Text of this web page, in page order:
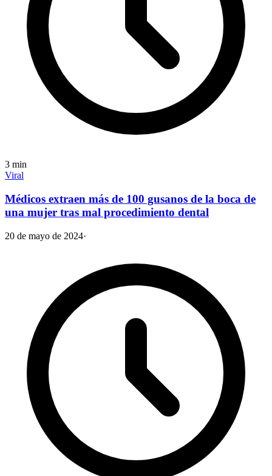
3 min
Viral
Médicos extraen más de 100 gusanos de la boca de
una mujer tras mal procedimiento dental
20 de mayo de 2024·